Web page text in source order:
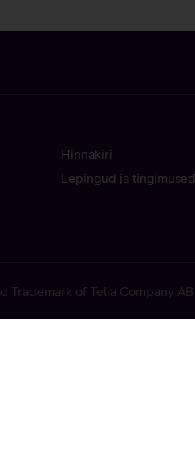
Hinnakiri
Lepingud ja tingimused
Trademark of Telia Company AB